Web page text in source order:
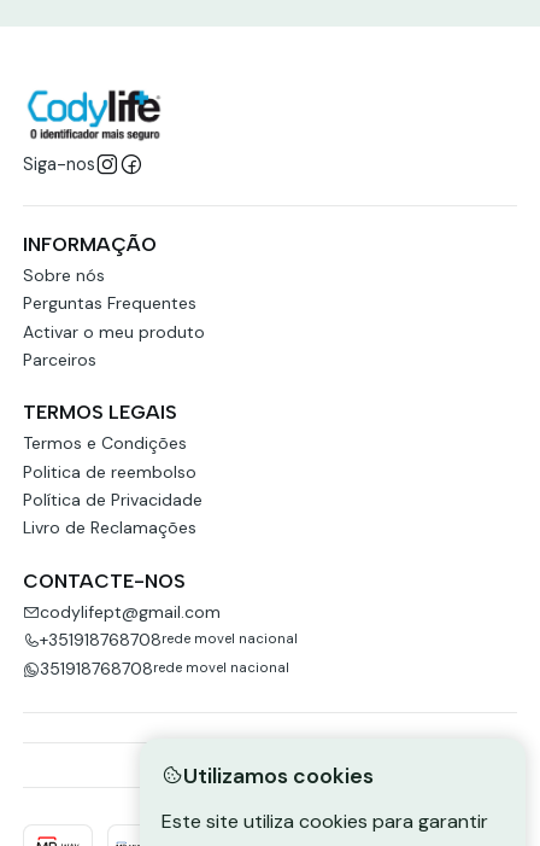
Siga-nos
INFORMAÇÃO
Sobre nós
Perguntas Frequentes
Activar o meu produto
Parceiros
TERMOS LEGAIS
Termos e Condições
Politica de reembolso
Política de Privacidade
Livro de Reclamações
CONTACTE-NOS
codylifept@gmail.com
+351918768708rede movel nacional
351918768708rede movel nacional
Utilizamos cookies
Este site utiliza cookies para garantir